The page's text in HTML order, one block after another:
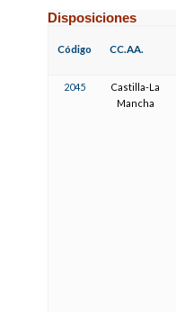
Disposiciones
Código CC.AA.
2045
Castilla-La
Mancha